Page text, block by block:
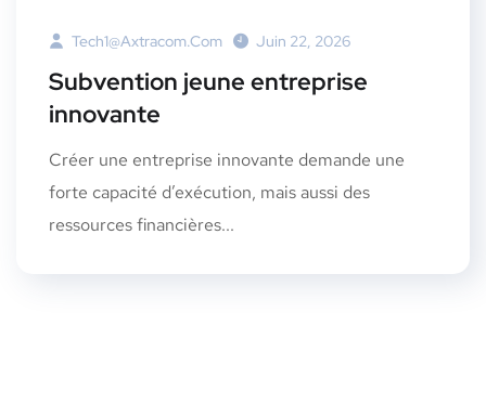
Tech1@axtracom.com Juin 22, 2026
Subvention jeune entreprise
innovante
Créer une entreprise innovante demande une
forte capacité d’exécution, mais aussi des
ressources financières...